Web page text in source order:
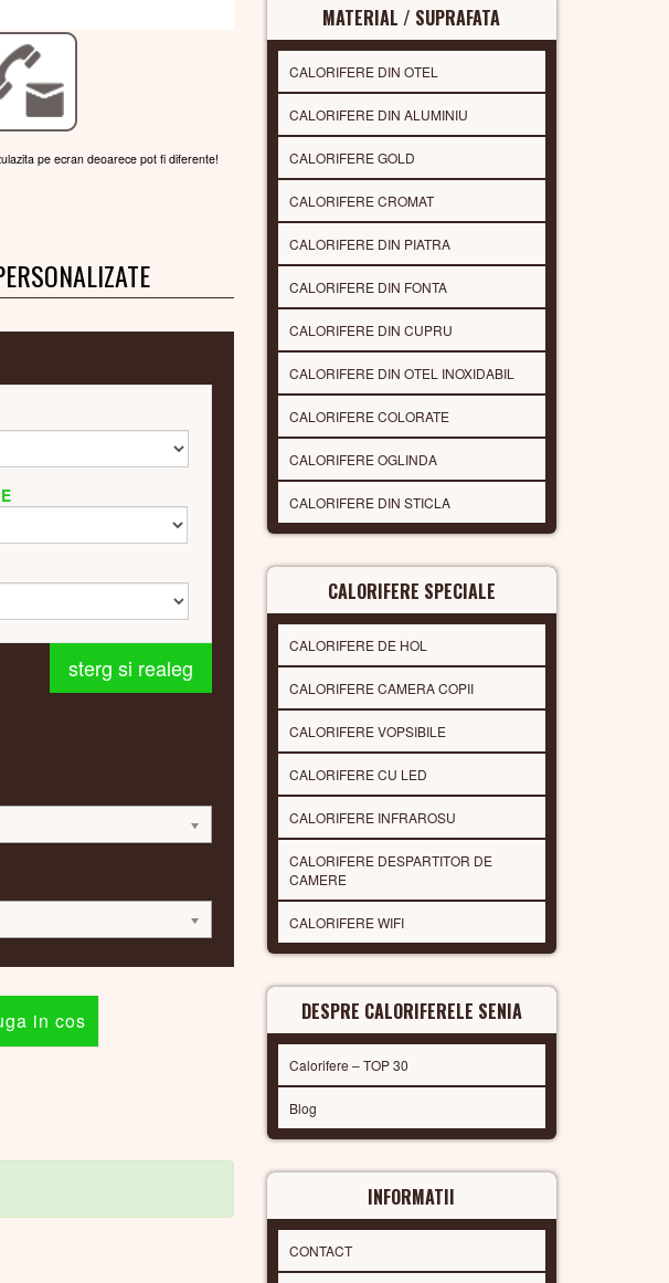
pe ecran deoarece pot fi diferente!
sterg si realeg
MATERIAL / SUPRAFATA
CALORIFERE DIN OTEL
CALORIFERE DIN ALUMINIU
CALORIFERE GOLD
CALORIFERE CROMAT
CALORIFERE DIN PIATRA
CALORIFERE DIN FONTA
CALORIFERE DIN CUPRU
CALORIFERE DIN OTEL INOXIDABIL
CALORIFERE COLORATE
CALORIFERE OGLINDA
CALORIFERE DIN STICLA
CALORIFERE SPECIALE
CALORIFERE DE HOL
CALORIFERE CAMERA COPII
CALORIFERE VOPSIBILE
CALORIFERE CU LED
CALORIFERE INFRAROSU
CALORIFERE DESPARTITOR DE
CAMERE
CALORIFERE WIFI
DESPRE CALORIFERELE SENIA
Calorifere – TOP 30
Blog
INFORMATII
CONTACT